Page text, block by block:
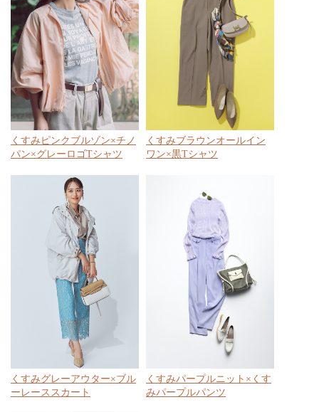
くすみピンクブルゾン×チノ
パン×グレーロゴTシャツ
くすみブラウンオールイン
ワン×黒Tシャツ
くすみグレーアウター×ブル
ーレーススカート
くすみパープルニット×くす
みパープルパンツ